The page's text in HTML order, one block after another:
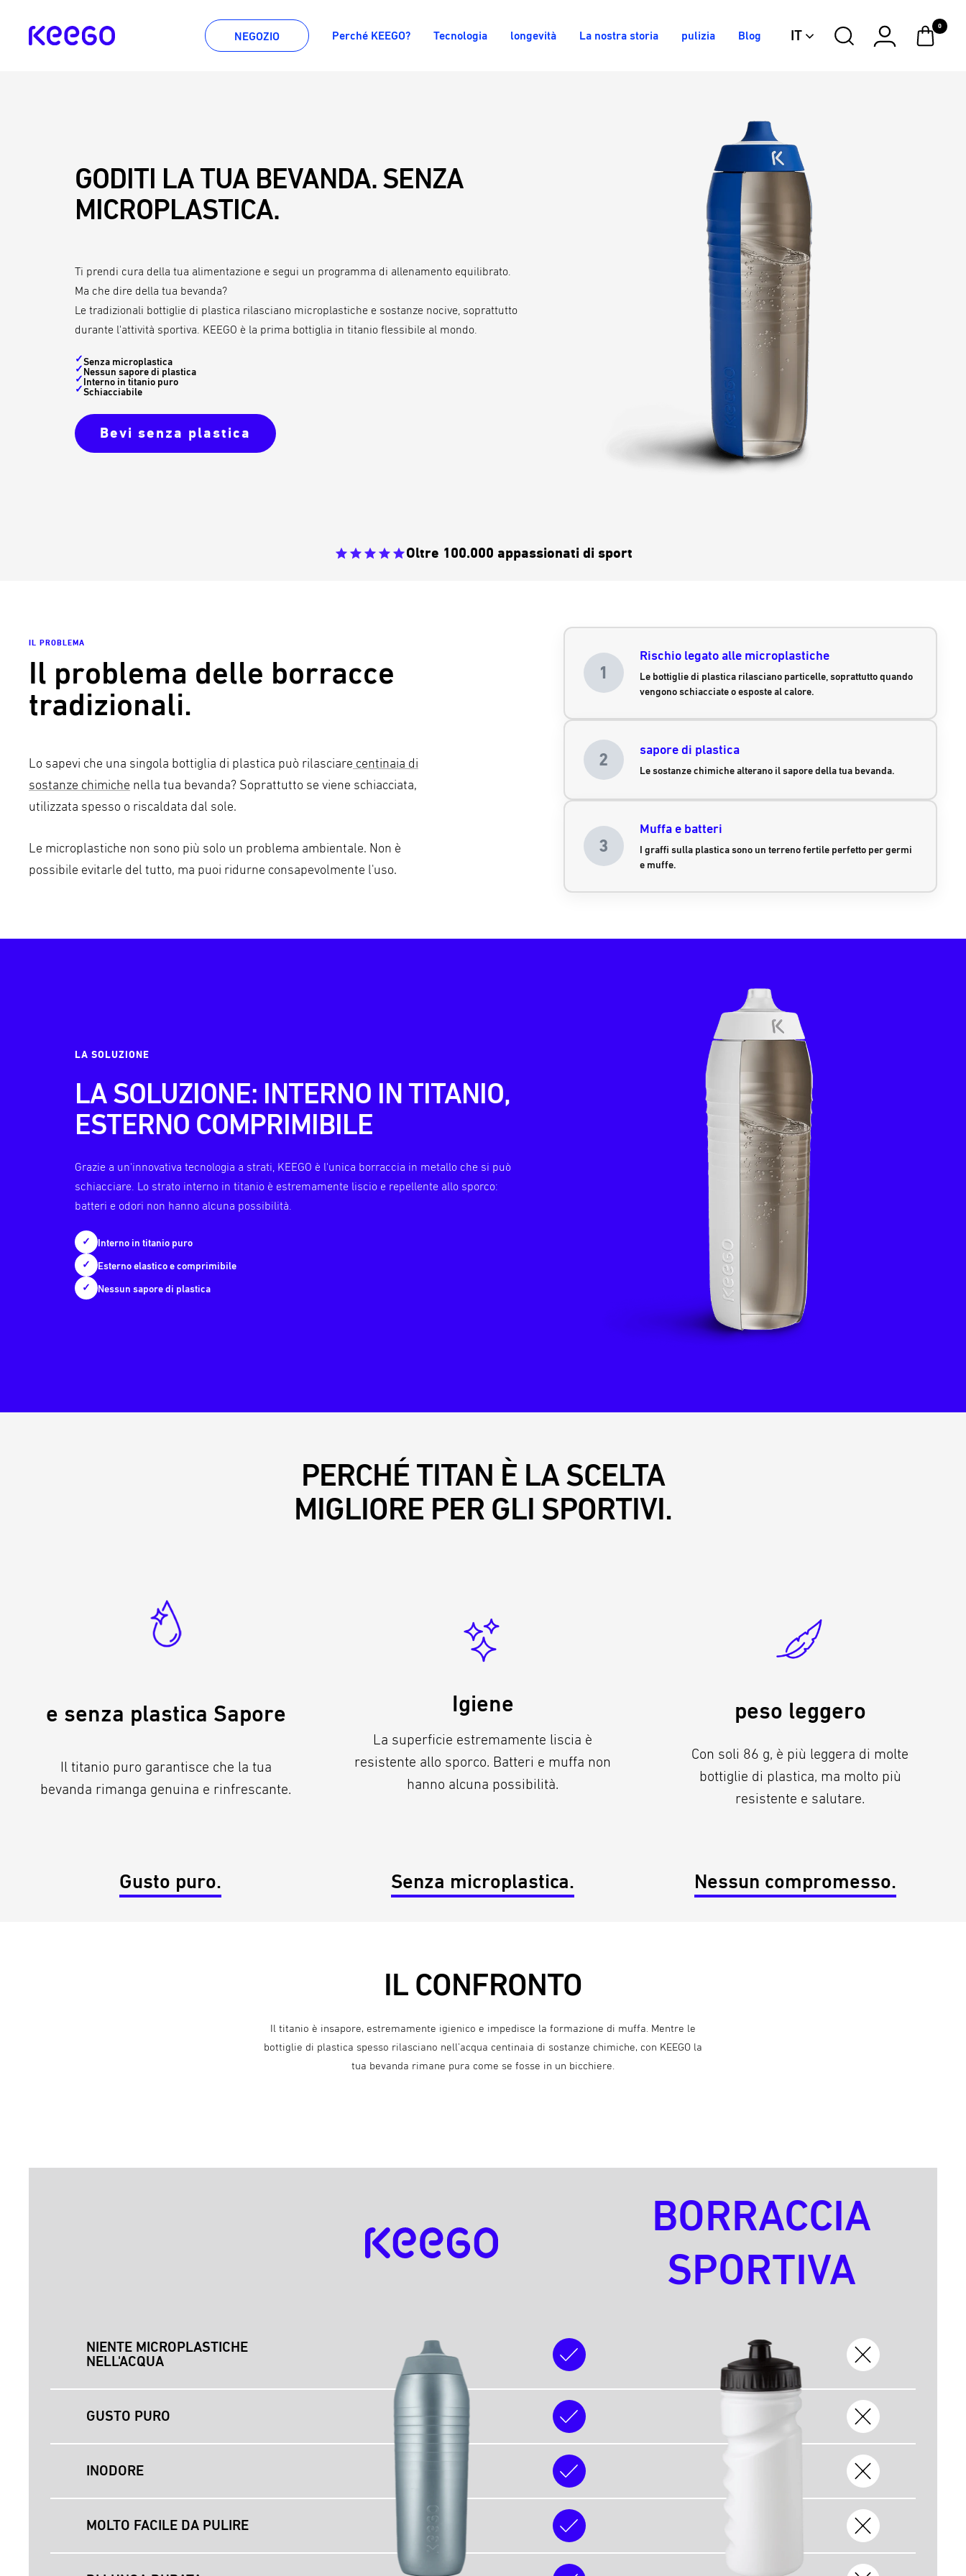
direttamente
NEGOZIO Perché KEEGO? Tecnologia longevità La nostra storia pulizia Blog
per
IT
0
GODITI LA TUA BEVANDA. SENZA
MICROPLASTICA.
Ti prendi cura della tua alimentazione e segui un programma di allenamento equilibrato.
Ma che dire della tua bevanda?
Le tradizionali bottiglie di plastica rilasciano microplastiche e sostanze nocive, soprattutto
durante l'attività sportiva. KEEGO è la prima bottiglia in titanio flessibile al mondo.
✓Senza microplastica
✓Nessun sapore di plastica
✓Interno in titanio puro
✓Schiacciabile
Bevi senza plastica
Oltre 100.000 appassionati di sport
IL PROBLEMA
Il problema delle borracce
tradizionali.
Lo sapevi che una singola bottiglia di plastica può rilasciare centinaia di
sostanze chimiche nella tua bevanda? Soprattutto se viene schiacciata,
utilizzata spesso o riscaldata dal sole.
Le microplastiche non sono più solo un problema ambientale. Non è
possibile evitarle del tutto, ma puoi ridurne consapevolmente l'uso.
1
Rischio legato alle microplastiche
Le bottiglie di plastica rilasciano particelle, soprattutto quando
vengono schiacciate o esposte al calore.
2
sapore di plastica
Le sostanze chimiche alterano il sapore della tua bevanda.
3
Muffa e batteri
I graffi sulla plastica sono un terreno fertile perfetto per germi
e muffe.
LA SOLUZIONE
LA SOLUZIONE: INTERNO IN TITANIO,
ESTERNO COMPRIMIBILE
Grazie a un'innovativa tecnologia a strati, KEEGO è l'unica borraccia in metallo che si può
schiacciare. Lo strato interno in titanio è estremamente liscio e repellente allo sporco:
batteri e odori non hanno alcuna possibilità.
✓ Interno in titanio puro
✓ Esterno elastico e comprimibile
✓ Nessun sapore di plastica
PERCHÉ TITAN È LA SCELTA
MIGLIORE PER GLI SPORTIVI.
e senza plastica Sapore
Il titanio puro garantisce che la tua
bevanda rimanga genuina e rinfrescante.
Igiene
La superficie estremamente liscia è
resistente allo sporco. Batteri e muffa non
hanno alcuna possibilità.
peso leggero
Con soli 86 g, è più leggera di molte
bottiglie di plastica, ma molto più
resistente e salutare.
Gusto puro. Senza microplastica. Nessun compromesso.
IL CONFRONTO
Il titanio è insapore, estremamente igienico e impedisce la formazione di muffa. Mentre le
bottiglie di plastica spesso rilasciano nell’acqua centinaia di sostanze chimiche, con KEEGO la
tua bevanda rimane pura come se fosse in un bicchiere.
BORRACCIA
SPORTIVA
NIENTE MICROPLASTICHE
NELL'ACQUA
GUSTO PURO
INODORE
MOLTO FACILE DA PULIRE